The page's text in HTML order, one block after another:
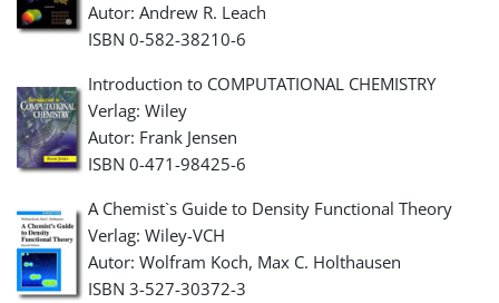
Autor: Andrew R. Leach
ISBN 0-582-38210-6
Introduction to COMPUTATIONAL CHEMISTRY
Verlag: Wiley
Autor: Frank Jensen
ISBN 0-471-98425-6
A Chemist`s Guide to Density Functional Theory
Verlag: Wiley-VCH
Autor: Wolfram Koch, Max C. Holthausen
ISBN 3-527-30372-3